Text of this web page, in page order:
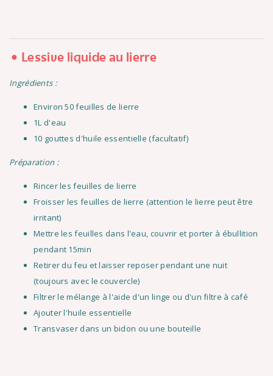
Lessive liquide au lierre
Ingrédients :
Environ 50 feuilles de lierre
1L d'eau
10 gouttes d'huile essentielle (facultatif)
Préparation :
Rincer les feuilles de lierre
Froisser les feuilles de lierre (attention le lierre peut être
irritant)
Mettre les feuilles dans l'eau, couvrir et porter à ébullition
pendant 15min
Retirer du feu et laisser reposer pendant une nuit
(toujours avec le couvercle)
Filtrer le mélange à l'aide d'un linge ou d'un filtre à café
Ajouter l'huile essentielle
Transvaser dans un bidon ou une bouteille